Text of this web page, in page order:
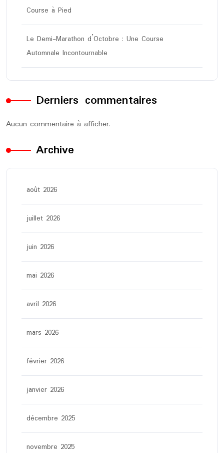
Course à Pied
Le Demi-Marathon d’Octobre : Une Course
Automnale Incontournable
Derniers commentaires
Aucun commentaire à afficher.
Archive
août 2026
juillet 2026
juin 2026
mai 2026
avril 2026
mars 2026
février 2026
janvier 2026
décembre 2025
novembre 2025